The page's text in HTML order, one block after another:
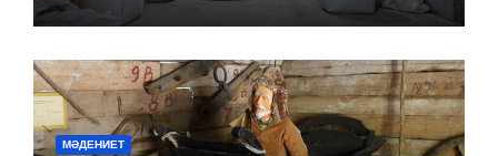
МӘДЕНИЕТ